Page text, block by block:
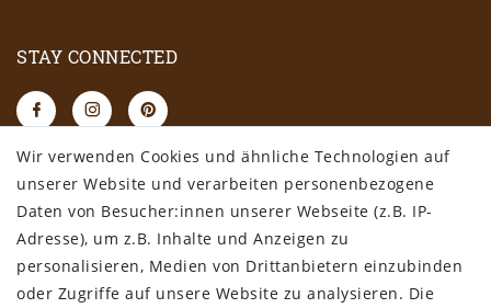
STAY CONNECTED
RECHTLICHES
AGB
Datenschutz
Impressum
Widerrufsbelehrung
Wir verwenden Cookies und ähnliche Technologien auf
unserer Website und verarbeiten personenbezogene
Daten von Besucher:innen unserer Webseite (z.B. IP-
Adresse), um z.B. Inhalte und Anzeigen zu
personalisieren, Medien von Drittanbietern einzubinden
oder Zugriffe auf unsere Website zu analysieren. Die